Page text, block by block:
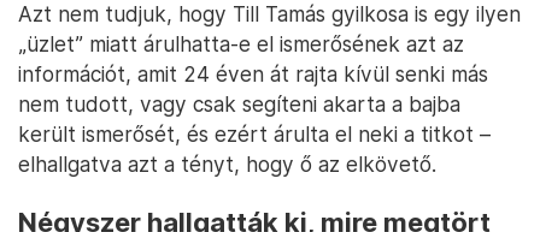
Azt nem tudjuk, hogy Till Tamás gyilkosa is egy ilyen
„üzlet” miatt árulhatta-e el ismerősének azt az
információt, amit 24 éven át rajta kívül senki más
nem tudott, vagy csak segíteni akarta a bajba
került ismerősét, és ezért árulta el neki a titkot –
elhallgatva azt a tényt, hogy ő az elkövető.
Négyszer hallgatták ki, mire megtört